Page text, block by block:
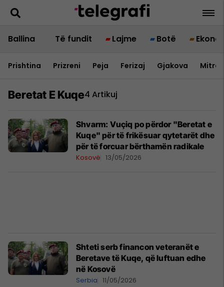
Ballina Të fundit Lajme Botë
Prishtina Prizreni Peja Ferizaj Gjakova
Beretat E Kuqe4 Artikuj
Shvarm: Vuçiq po përdor "Beretat e
Kuqe" për të frikësuar qytetarët dhe
për të forcuar bërthamën radikale
Kosovë 13/05/2026
Shteti serb financon veteranët e
Beretave të Kuqe, që luftuan edhe
në Kosovë
Serbia 11/05/2026